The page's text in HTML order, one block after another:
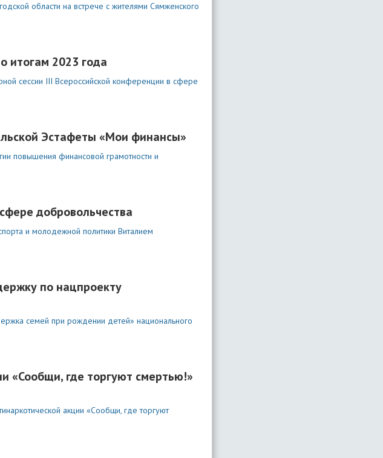
области на встрече с жителями Сямженского
итогам 2023 года
сессии III Всероссийской конференции в сфере
Эстафеты «Мои финансы»
повышения финансовой грамотности и
добровольчества
и молодежной политики Виталием
по нацпроекту
семей при рождении детей» национального
«Сообщи, где торгуют смертью!»
акции «Сообщи, где торгуют